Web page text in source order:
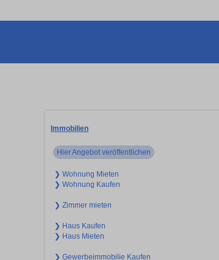
Immobilien
Hier Angebot veröffentlichen
❯ Wohnung Mieten
❯ Wohnung Kaufen
❯ Zimmer mieten
❯ Haus Kaufen
❯ Haus Mieten
❯ Gewerbeimmobilie Kaufen